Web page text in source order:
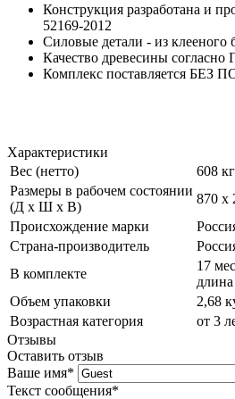
Конструкция разработана и
52169-2012
Силовые детали - из клееного
Качество древесины
Комплекс поставляется
Характеристики
Вес (нетто)
608 кг
Размеры в рабочем состоянии
(Д х Ш х В)
870 х
Происхождение марки
Страна-производитель
В комплекте
17
Объем упаковки
2,68
Возрастная категория
от 3
Отзывы
Оставить отзыв
Ваше имя*
Текст сообщения*